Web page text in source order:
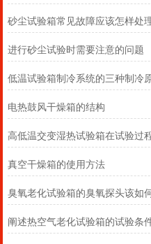
砂尘试验箱常见故障应该怎样处
进行砂尘试验时需要注意的问题
低温试验箱制冷系统的三种制冷
电热鼓风干燥箱的结构
真空干燥箱的使用方法
阐述热空气老化试验箱的试验条